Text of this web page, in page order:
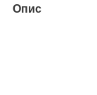
Опис